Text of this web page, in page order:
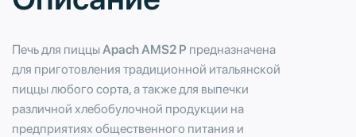
Печь для пиццыApach AMS2 P предназначена
для приготовления традиционной итальянской
пиццы любого сорта, а также для выпечки
различной хлебобулочной продукции на
предприятиях общественного питания и